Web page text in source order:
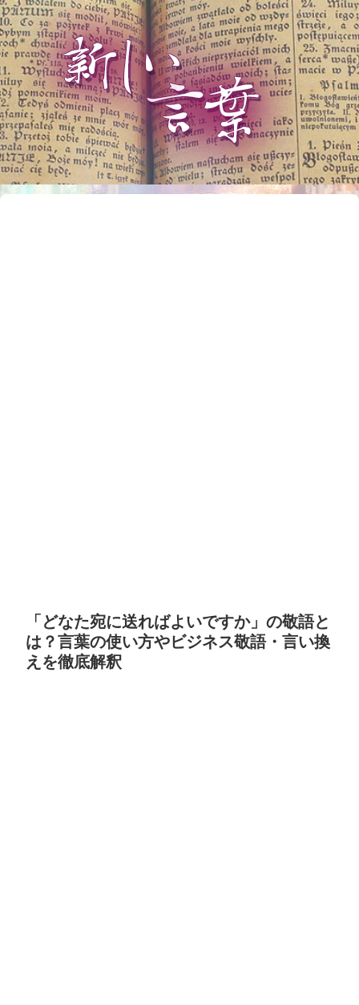
「どなた宛に送ればよいですか」の敬語と
は？言葉の使い方やビジネス敬語・言い換
えを徹底解釈